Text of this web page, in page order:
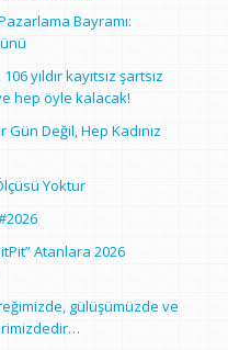
Bayramı:
yıldır kayıtsız şartsız
hep öyle kalacak!
Gün Değil, Hep Kadınız
Yoktur
Atanlara 2026
gülüşümüzde ve